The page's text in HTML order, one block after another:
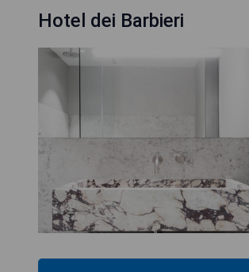
Hotel dei Barbieri